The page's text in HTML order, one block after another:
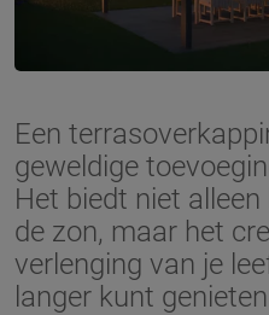
Een
geweldige
Het biedt niet
de zon, maar het
verlenging van je
langer kunt